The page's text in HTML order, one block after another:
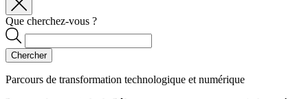
Que cherchez-vous ?
Chercher
Parcours de transformation technologique et numérique